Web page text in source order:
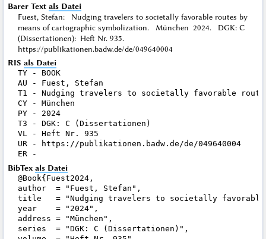
Barer Text als Datei
Fuest, Stefan: Nudging travelers to societally favorable routes by
means of cartographic symbolization. München 2024. DGK: C
(Dissertationen): Heft Nr. 935.
https://publikationen.badw.de/de/049640004
RIS als Datei
TY - BOOK
AU - Fuest, Stefan
T1 - Nudging travelers to societally favorable
CY - München
PY - 2024
T3 - DGK: C (Dissertationen)
VL - Heft Nr. 935
UR - https://publikationen.badw.de/de/049640004
BibTex als Datei
@Book{Fuest2024,
author  = "Fuest, Stefan",
title   = "Nudging travelers to societally favorable
year    = "2024",
address = "München",
series  = "DGK: C (Dissertationen)",